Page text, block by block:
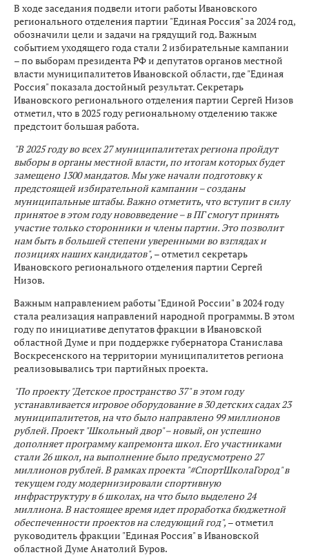
В ходе заседания подвели итоги работы Ивановского
регионального отделения партии "Единая Россия" за 2024 год,
обозначили цели и задачи на грядущий год. Важным
событием уходящего года стали 2 избирательные кампании
– по выборам президента РФ и депутатов органов местной
власти муниципалитетов Ивановской области, где "Единая
Россия" показала достойный результат. Секретарь
Ивановского регионального отделения партии Сергей Низов
отметил, что в 2025 году региональному отделению также
предстоит большая работа.
"В 2025 году во всех 27 муниципалитетах региона пройдут
выборы в органы местной власти, по итогам которых будет
замещено 1300 мандатов. Мы уже начали подготовку к
предстоящей избирательной кампании – созданы
муниципальные штабы. Важно отметить, что вступит в силу
принятое в этом году нововведение – в ПГ смогут принять
участие только сторонники и члены партии. Это позволит
нам быть в большей степени уверенными во взглядах и
позициях наших кандидатов", – отметил секретарь
Ивановского регионального отделения партии Сергей
Низов.
Важным направлением работы "Единой России" в 2024 году
стала реализация направлений народной программы. В этом
году по инициативе депутатов фракции в Ивановской
областной Думе и при поддержке губернатора Станислава
Воскресенского на территории муниципалитетов региона
реализовывались три партийных проекта.
"По проекту "Детское пространство 37" в этом году
устанавливается игровое оборудование в 30 детских садах 23
муниципалитетов, на что было направлено 99 миллионов
рублей. Проект "Школьный двор" – новый, он успешно
дополняет программу капремонта школ. Его участниками
стали 26 школ, на выполнение было предусмотрено 27
миллионов рублей. В рамках проекта "#СпортШколаГород" в
текущем году модернизировали спортивную
инфраструктуру в 6 школах, на что было выделено 24
миллиона. В настоящее время идет проработка бюджетной
обеспеченности проектов на следующий год", – отметил
руководитель фракции "Единая Россия" в Ивановской
областной Думе Анатолий Буров.